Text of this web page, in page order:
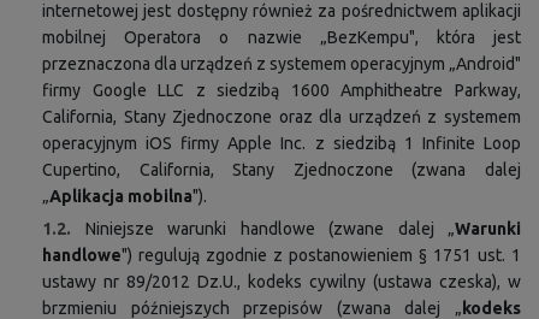
internetowej jest dostępny również za pośrednictwem aplikacji
mobilnej Operatora o nazwie „BezKempu", która jest
przeznaczona dla urządzeń z systemem operacyjnym „Android"
firmy Google LLC z siedzibą 1600 Amphitheatre Parkway,
California, Stany Zjednoczone oraz dla urządzeń z systemem
operacyjnym iOS firmy Apple Inc. z siedzibą 1 Infinite Loop
Cupertino, California, Stany Zjednoczone (zwana dalej
„Aplikacja mobilna").
1.2. Niniejsze warunki handlowe (zwane dalej „Warunki
handlowe") regulują zgodnie z postanowieniem § 1751 ust. 1
ustawy nr 89/2012 Dz.U., kodeks cywilny (ustawa czeska), w
brzmieniu późniejszych przepisów (zwana dalej „ kodeks